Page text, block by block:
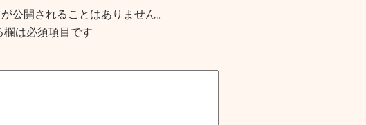
公開されることはありません。
欄は必須項目です